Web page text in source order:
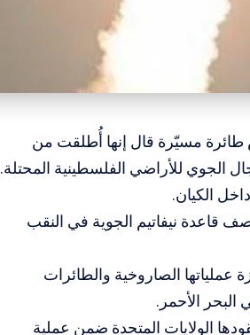
طائرة مسيّرة قال إنها أُطلقت من
الجوي للأراضي الفلسطينية المحتلة.
قاعدة نيفاتيم الجوية في النقب
عملياتها الصاروخية والطائرات
الأحمر.
الولايات المتحدة ضمن عملية